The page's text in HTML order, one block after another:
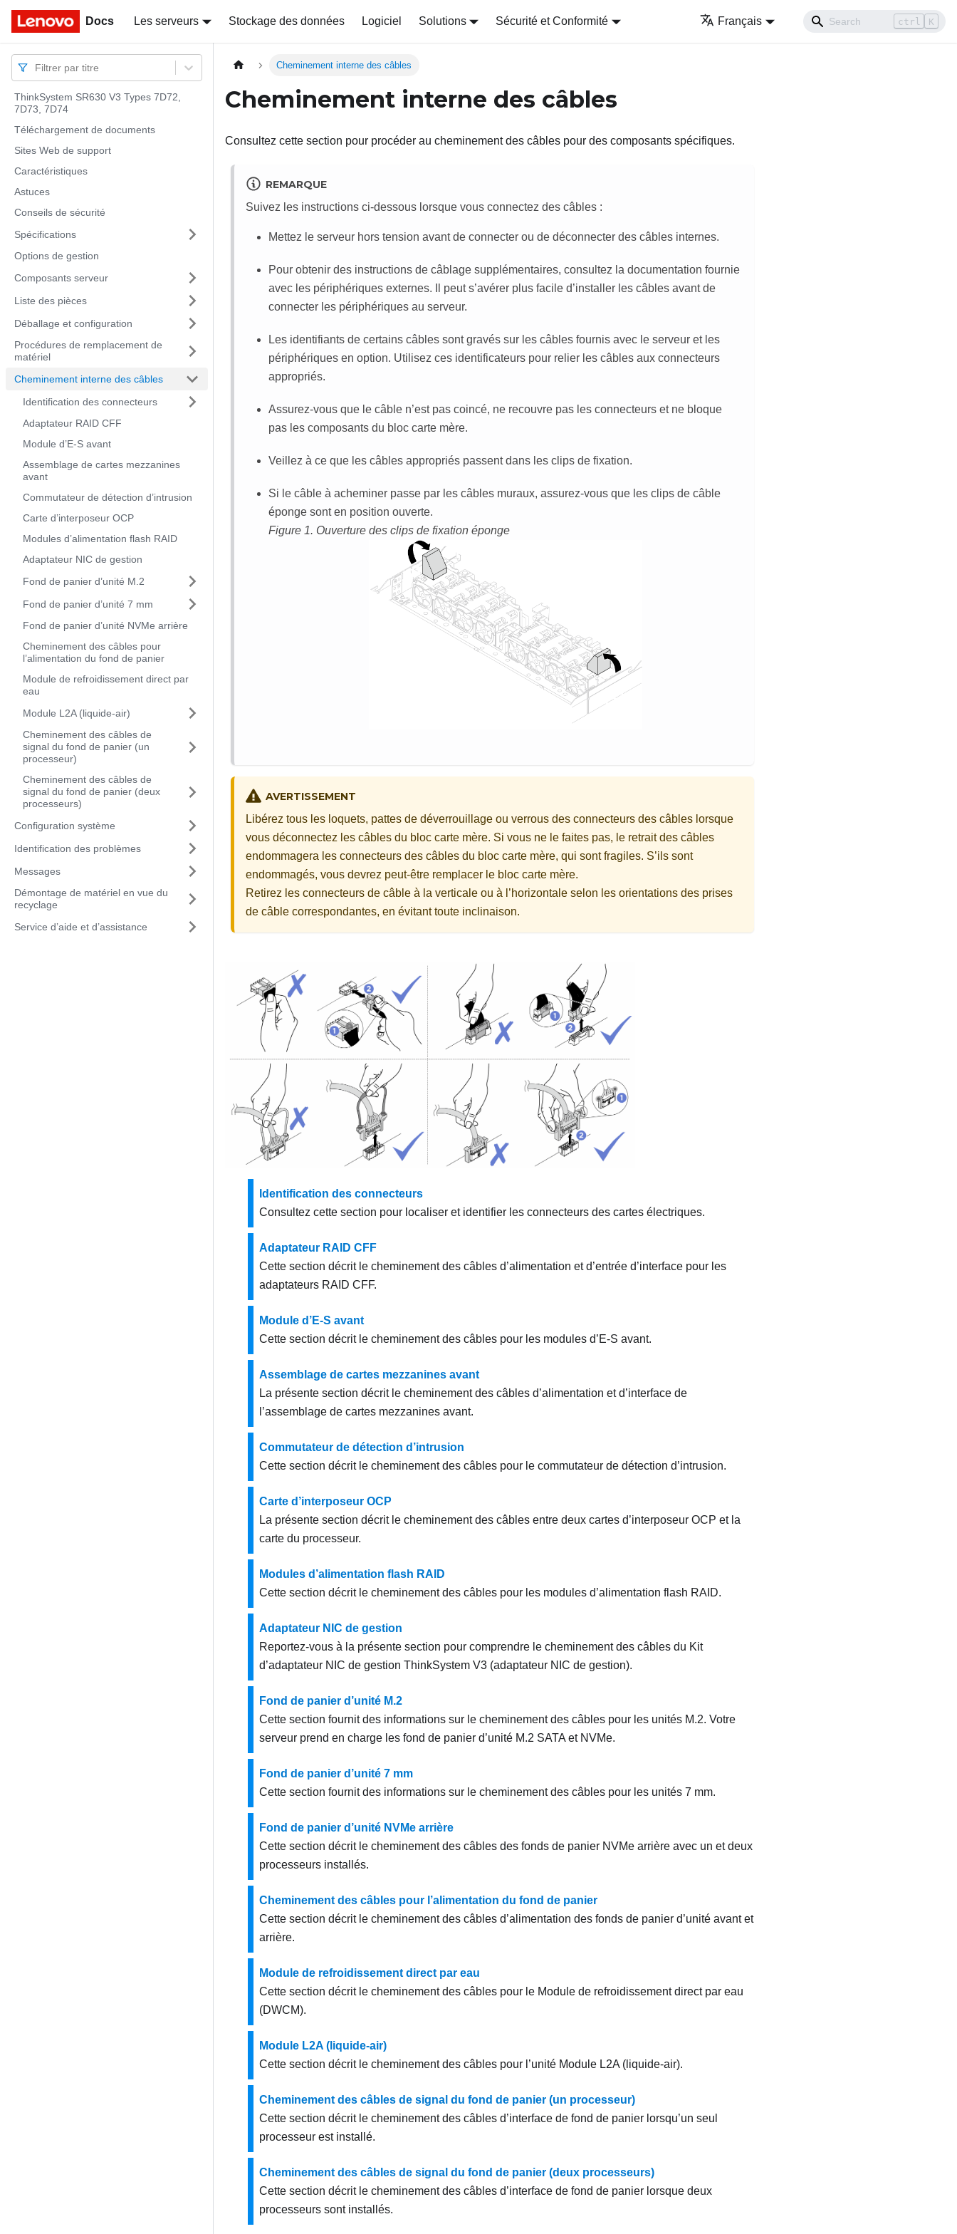
Docs Les serveurs Stockage des données Logiciel Solutions Sécurité et Conformité Français ctrl K
Docs
Filtrer par titre
ThinkSystem SR630 V3 Types 7D72,
7D73, 7D74
Téléchargement de documents
Sites Web de support
Caractéristiques
Astuces
Conseils de sécurité
Spécifications
Options de gestion
Composants serveur
Liste des pièces
Déballage et configuration
Procédures de remplacement de
matériel
Cheminement interne des câbles
Identification des connecteurs
Adaptateur RAID CFF
Module d’E-S avant
Assemblage de cartes mezzanines
avant
Commutateur de détection d’intrusion
Carte d’interposeur OCP
Modules d’alimentation flash RAID
Adaptateur NIC de gestion
Fond de panier d’unité M.2
Fond de panier d’unité 7 mm
Fond de panier d’unité NVMe arrière
Cheminement des câbles pour
l’alimentation du fond de panier
Module de refroidissement direct par
eau
Module L2A (liquide-air)
Cheminement des câbles de
signal du fond de panier (un
processeur)
Cheminement des câbles de
signal du fond de panier (deux
processeurs)
Configuration système
Identification des problèmes
Messages
Démontage de matériel en vue du
recyclage
Service d’aide et d’assistance
Cheminement interne des câbles
Cheminement interne des câbles
Consultez cette section pour procéder au cheminement des câbles pour des composants spécifiques.
REMARQUE
Suivez les instructions ci-dessous lorsque vous connectez des câbles :
Mettez le serveur hors tension avant de connecter ou de déconnecter des câbles internes.
Pour obtenir des instructions de câblage supplémentaires, consultez la documentation fournie
avec les périphériques externes. Il peut s’avérer plus facile d’installer les câbles avant de
connecter les périphériques au serveur.
Les identifiants de certains câbles sont gravés sur les câbles fournis avec le serveur et les
périphériques en option. Utilisez ces identificateurs pour relier les câbles aux connecteurs
appropriés.
Assurez-vous que le câble n’est pas coincé, ne recouvre pas les connecteurs et ne bloque
pas les composants du bloc carte mère.
Veillez à ce que les câbles appropriés passent dans les clips de fixation.
Si le câble à acheminer passe par les câbles muraux, assurez-vous que les clips de câble
éponge sont en position ouverte.
Figure 1. Ouverture des clips de fixation éponge
AVERTISSEMENT
Libérez tous les loquets, pattes de déverrouillage ou verrous des connecteurs des câbles lorsque
vous déconnectez les câbles du bloc carte mère. Si vous ne le faites pas, le retrait des câbles
endommagera les connecteurs des câbles du bloc carte mère, qui sont fragiles. S’ils sont
endommagés, vous devrez peut-être remplacer le bloc carte mère.
Retirez les connecteurs de câble à la verticale ou à l’horizontale selon les orientations des prises
de câble correspondantes, en évitant toute inclinaison.
Identification des connecteurs
Consultez cette section pour localiser et identifier les connecteurs des cartes électriques.
Adaptateur RAID CFF
Cette section décrit le cheminement des câbles d’alimentation et d’entrée d’interface pour les
adaptateurs RAID CFF.
Module d’E-S avant
Cette section décrit le cheminement des câbles pour les modules d’E-S avant.
Assemblage de cartes mezzanines avant
La présente section décrit le cheminement des câbles d’alimentation et d’interface de
l’assemblage de cartes mezzanines avant.
Commutateur de détection d’intrusion
Cette section décrit le cheminement des câbles pour le commutateur de détection d’intrusion.
Carte d’interposeur OCP
La présente section décrit le cheminement des câbles entre deux cartes d’interposeur OCP et la
carte du processeur.
Modules d’alimentation flash RAID
Cette section décrit le cheminement des câbles pour les modules d’alimentation flash RAID.
Adaptateur NIC de gestion
Reportez-vous à la présente section pour comprendre le cheminement des câbles du Kit
d’adaptateur NIC de gestion ThinkSystem V3 (adaptateur NIC de gestion).
Fond de panier d’unité M.2
Cette section fournit des informations sur le cheminement des câbles pour les unités M.2. Votre
serveur prend en charge les fond de panier d’unité M.2 SATA et NVMe.
Fond de panier d’unité 7 mm
Cette section fournit des informations sur le cheminement des câbles pour les unités 7 mm.
Fond de panier d’unité NVMe arrière
Cette section décrit le cheminement des câbles des fonds de panier NVMe arrière avec un et deux
processeurs installés.
Cheminement des câbles pour l’alimentation du fond de panier
Cette section décrit le cheminement des câbles d’alimentation des fonds de panier d’unité avant et
arrière.
Module de refroidissement direct par eau
Cette section décrit le cheminement des câbles pour le Module de refroidissement direct par eau
(DWCM).
Module L2A (liquide-air)
Cette section décrit le cheminement des câbles pour l’unité Module L2A (liquide-air).
Cheminement des câbles de signal du fond de panier (un processeur)
Cette section décrit le cheminement des câbles d’interface de fond de panier lorsqu’un seul
processeur est installé.
Cheminement des câbles de signal du fond de panier (deux processeurs)
Cette section décrit le cheminement des câbles d’interface de fond de panier lorsque deux
processeurs sont installés.